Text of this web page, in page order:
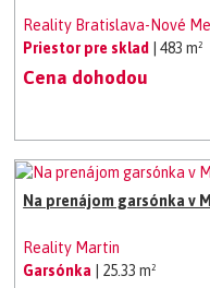
Reality Bratislava-Nové
Priestor pre sklad | 483 m²
Cena dohodou
Na prenájom garsónka v
Reality Martin
Garsónka
| 25.33 m²